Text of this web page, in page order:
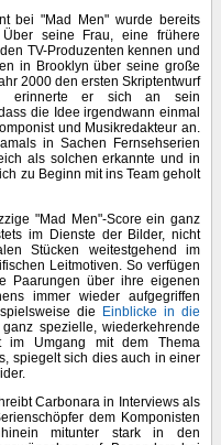
bei "Mad Men" wurde bereits
seine Frau, eine frühere
TV-Produzenten kennen und
in Brooklyn über seine große
2000 den ersten Skriptentwurf
erinnerte er sich an sein
die Idee irgendwann einmal
und Musikredakteur an.
in Sachen Fernsehserien
als solchen erkannte und in
zu Beginn mit ins Team geholt
"Mad Men"-Score ein ganz
im Dienste der Bilder, nicht
Stücken weitestgehend im
Leitmotiven. So verfügen
Paarungen über ihre eigenen
immer wieder aufgegriffen
die
Einblicke in die
spezielle, wiederkehrende
im Umgang mit dem Thema
spiegelt sich dies auch in einer
Carbonara in Interviews als
dem Komponisten
mitunter stark in den